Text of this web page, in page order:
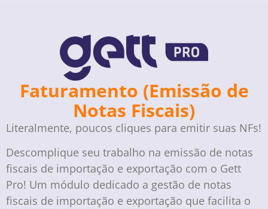
Faturamento (Emissão de
Notas Fiscais)
Literalmente, poucos cliques para emitir suas NFs!
Descomplique seu trabalho na emissão de notas
fiscais de importação e exportação com o Gett
Pro! Um módulo dedicado a gestão de notas
fiscais de importação e exportação que facilita o